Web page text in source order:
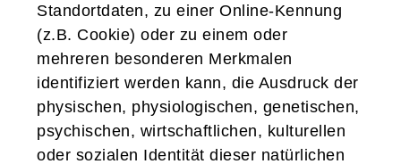
Standortdaten, zu einer Online-Kennung
(z.B. Cookie) oder zu einem oder
mehreren besonderen Merkmalen
identifiziert werden kann, die Ausdruck der
physischen, physiologischen, genetischen,
psychischen, wirtschaftlichen, kulturellen
oder sozialen Identität dieser natürlichen